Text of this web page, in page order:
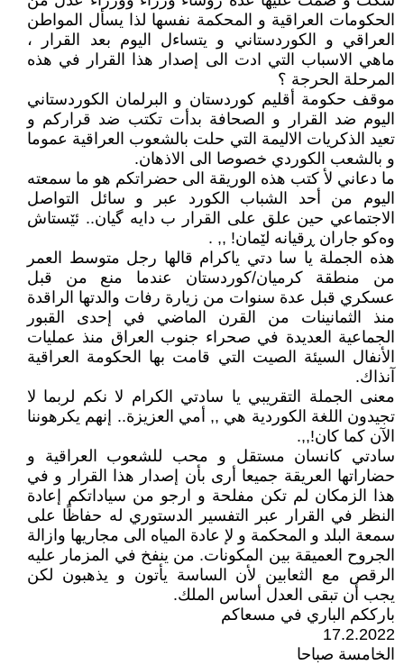
الحكومات العراقية و المحكمة نفسها لذا يسأل المواطن
العراقي و الكوردستاني و يتساءل اليوم بعد القرار ،
ماهي الاسباب التي ادت الى إصدار هذا القرار في هذه
المرحلة الحرجة ؟
موقف حكومة أقليم كوردستان و البرلمان الكوردستاني
اليوم ضد القرار و الصحافة بدأت تكتب ضد قراركم و
تعيد الذكريات الاليمة التي حلت بالشعوب العراقية عموما
و بالشعب الكوردي خصوصا الى الاذهان.
ما دعاني لأ كتب هذه الوريقة الى حضراتكم هو ما سمعته
اليوم من أحد الشباب الكورد عبر و سائل التواصل
الاجتماعي حين علق على القرار ب دايە گيان.. ئێستاش
وەکو جاران ڕقيانە لێمان! ,, .
هذه الجملة يا سا دتي ياكرام قالها رجل متوسط العمر
من منطقة كرميان/كوردستان عندما منع من قبل
عسكري قبل عدة سنوات من زيارة رفات والدتها الراقدة
منذ الثمانينات من القرن الماضي في إحدى القبور
الجماعية العديدة في صحراء جنوب العراق منذ عمليات
الأنفال السيئة الصيت التي قامت بها الحكومة العراقية
آنذاك.
معنى الجملة التقريبي يا سادتي الكرام لا نكم لربما لا
تجيدون اللغة الكوردية هي ,, أمي العزيزة.. إنهم يكرهوننا
الآن كما كان!,,.
سادتي كانسان مستقل و محب للشعوب العراقية و
حضاراتها العريقة جميعا أرى بأن إصدار هذا القرار و في
هذا الزمكان لم تكن مفلحة و ارجو من سياداتكم إعادة
النظر في القرار عبر التفسير الدستوري له حفاظًا على
سمعة البلد و المحكمة و لإ عادة المياه الى مجاريها وازالة
الجروح العميقة بين المكونات. من ينفخ في المزمار عليه
الرقص مع الثعابين لأن الساسة يأتون و يذهبون لكن
يجب أن تبقى العدل أساس الملك.
بارككم الباري في مسعاكم
17.2.2022
الخامسة صباحا